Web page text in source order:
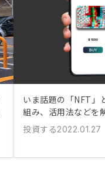
いま話題の「NFT」
組み、活用法などを
投資する2022.01.27